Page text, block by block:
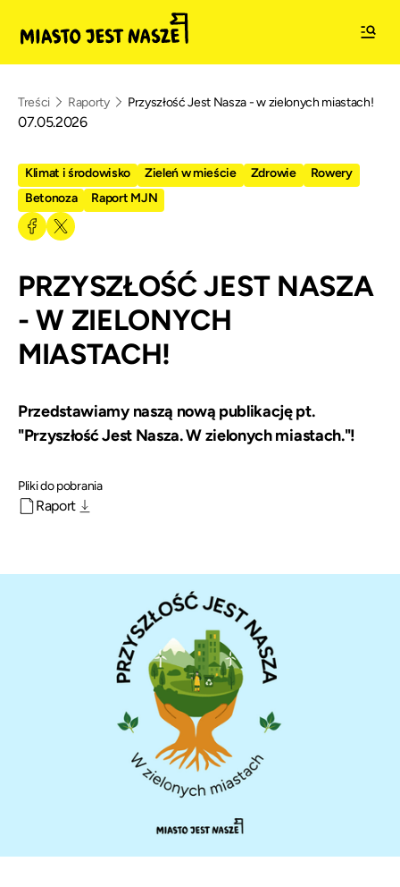
Treści Raporty Przyszłość Jest Nasza - w zielonych miastach!
07.05.2026
Klimat i środowisko Zieleń w mieście Zdrowie
Rowery
Betonoza
Raport MJN
PRZYSZŁOŚĆ JEST NASZA
- W ZIELONYCH
MIASTACH!
Przedstawiamy naszą nową publikację pt.
"Przyszłość Jest Nasza. W zielonych miastach."!
Pliki do pobrania
Raport